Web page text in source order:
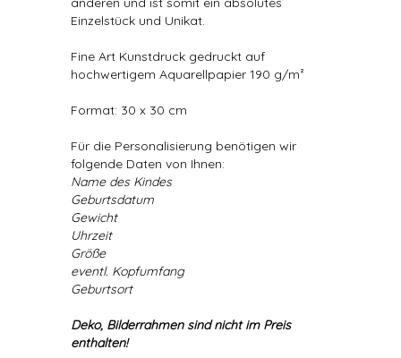
Einzelstück und Unikat.
Fine Art Kunstdruck gedruckt auf
hochwertigem Aquarellpapier 190 g/m²
Format: 30 x 30 cm
Für die Personalisierung benötigen wir
folgende Daten von Ihnen:
Name des Kindes
Geburtsdatum
Gewicht
Uhrzeit
Größe
eventl. Kopfumfang
Geburtsort
Deko, Bilderrahmen sind nicht im Preis
enthalten!